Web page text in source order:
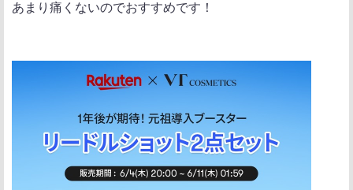
あまり痛くないのでおすすめです！